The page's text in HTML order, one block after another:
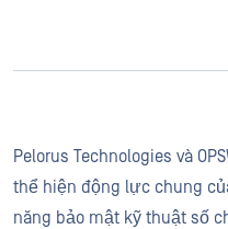
Pelorus Technologies và
thể hiện động lực chung
năng bảo mật kỹ thuật số